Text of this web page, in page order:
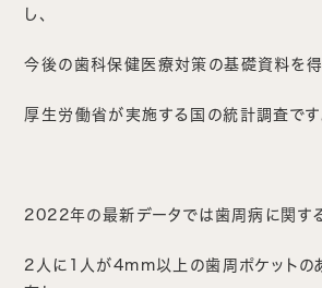
し、
今後の歯科保健医療対策の基礎資料を得
厚生労働省が実施する国の統計調査です
2022年の最新データでは歯周病に関する
2人に1人が4mm以上の歯周ポケットの